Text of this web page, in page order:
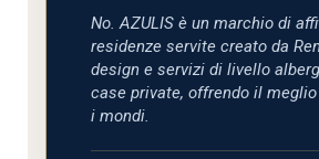
No. AZULIS è un marchio di
residenze servite creato da
design e servizi di livello
case private, offrendo il
i mondi.